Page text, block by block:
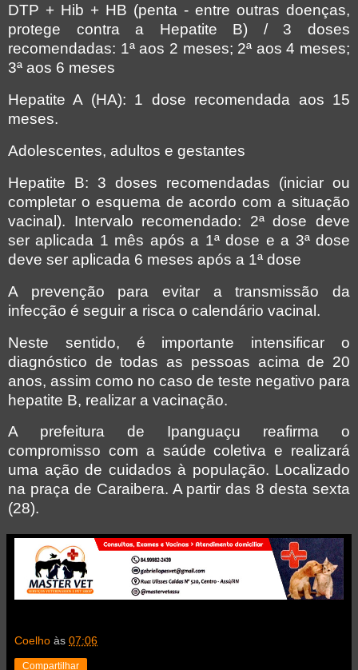
DTP + Hib + HB (penta - entre outras doenças,
protege contra a Hepatite B) / 3 doses
recomendadas: 1ª aos 2 meses; 2ª aos 4 meses;
3ª aos 6 meses
Hepatite A (HA): 1 dose recomendada aos 15
meses.
Adolescentes, adultos e gestantes
Hepatite B: 3 doses recomendadas (iniciar ou
completar o esquema de acordo com a situação
vacinal). Intervalo recomendado: 2ª dose deve
ser aplicada 1 mês após a 1ª dose e a 3ª dose
deve ser aplicada 6 meses após a 1ª dose
A prevenção para evitar a transmissão da
infecção é seguir a risca o calendário vacinal.
Neste sentido, é importante intensificar o
diagnóstico de todas as pessoas acima de 20
anos, assim como no caso de teste negativo para
hepatite B, realizar a vacinação.
A prefeitura de Ipanguaçu reafirma o
compromisso com a saúde coletiva e realizará
uma ação de cuidados à população. Localizado
na praça de Caraibera. A partir das 8 desta sexta
(28).
Coelho às 07:06
Compartilhar